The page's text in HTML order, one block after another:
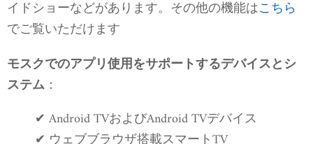
イドショーなどがあります。その他の機能はこちら
でご覧いただけます
モスクでのアプリ使用をサポートするデバイスとシ
ステム ：
✔ Android TVおよびAndroid TVデバイス